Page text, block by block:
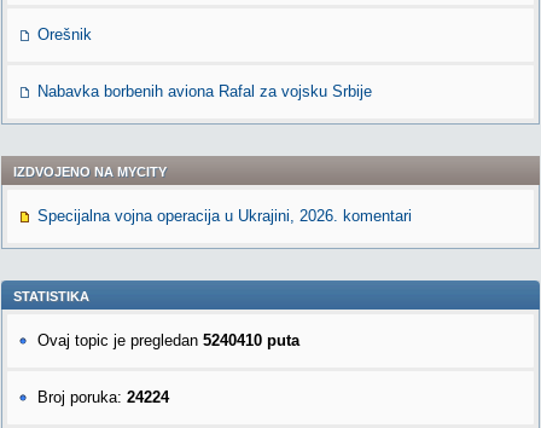
Orešnik
Nabavka borbenih aviona Rafal za vojsku Srbije
IZDVOJENO NA MYCITY
Specijalna vojna operacija u Ukrajini, 2026. komentari
STATISTIKA
Ovaj topic je pregledan 5240410 puta
Broj poruka: 24224